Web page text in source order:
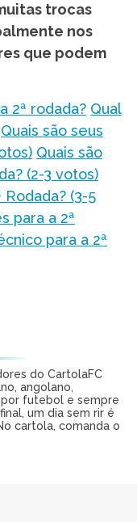
trocas
nos
que podem
2ª rodada? Qual
Quais são seus
Quais são
(2-3 votos)
Rodada? (3-5
para a 2ª
para a 2ª
do CartolaFC
angolano,
por futebol e sempre
um dia sem rir é
cartola, comanda o